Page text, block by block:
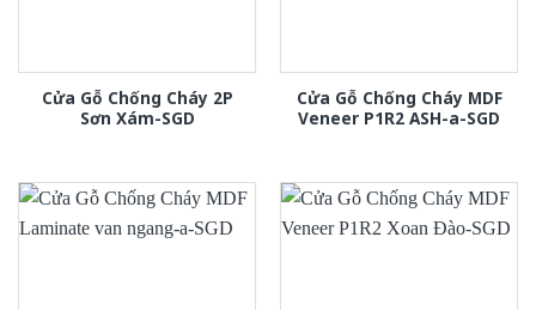
Cửa Gỗ Chống Cháy 2P
Sơn Xám-SGD
Cửa Gỗ Chống Cháy MDF
Veneer P1R2 ASH-a-SGD